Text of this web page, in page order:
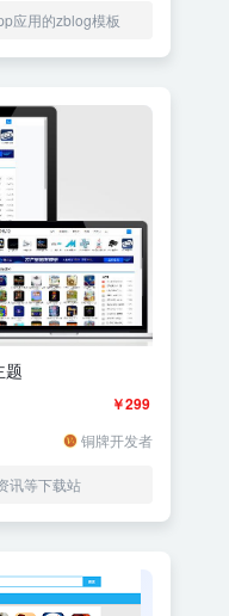
应用的zblog模板
题
￥299
铜牌开发者
讯等下载站